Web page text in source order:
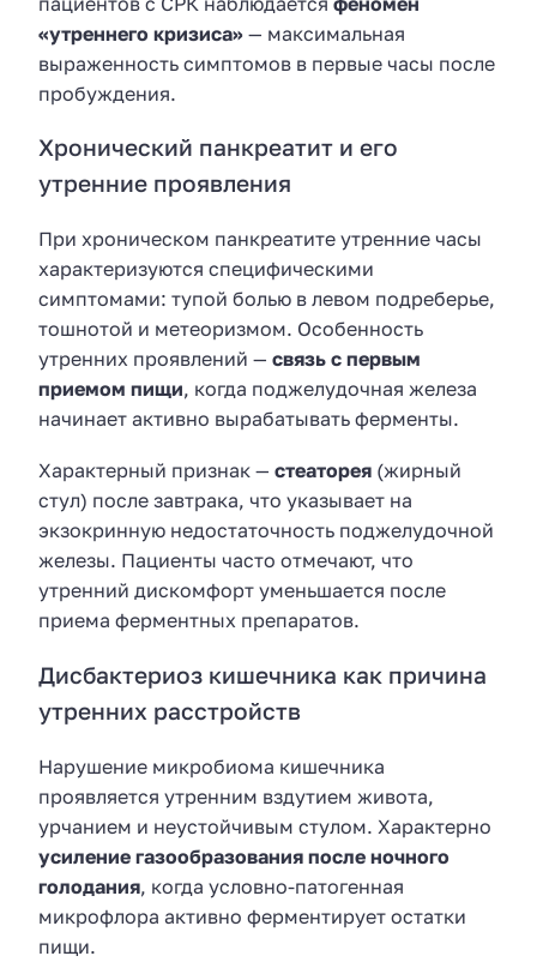
«утреннего кризиса» — максимальная
выраженность симптомов в первые часы после
пробуждения.
Хронический панкреатит и его
утренние проявления
При хроническом панкреатите утренние часы
характеризуются специфическими
симптомами: тупой болью в левом подреберье,
тошнотой и метеоризмом. Особенность
утренних проявлений — связь с первым
приемом пищи, когда поджелудочная железа
начинает активно вырабатывать ферменты.
Характерный признак — стеаторея (жирный
стул) после завтрака, что указывает на
экзокринную недостаточность поджелудочной
железы. Пациенты часто отмечают, что
утренний дискомфорт уменьшается после
приема ферментных препаратов.
Дисбактериоз кишечника как причина
утренних расстройств
Нарушение микробиома кишечника
проявляется утренним вздутием живота,
урчанием и неустойчивым стулом. Характерно
усиление газообразования после ночного
голодания, когда условно-патогенная
микрофлора активно ферментирует остатки
пищи.